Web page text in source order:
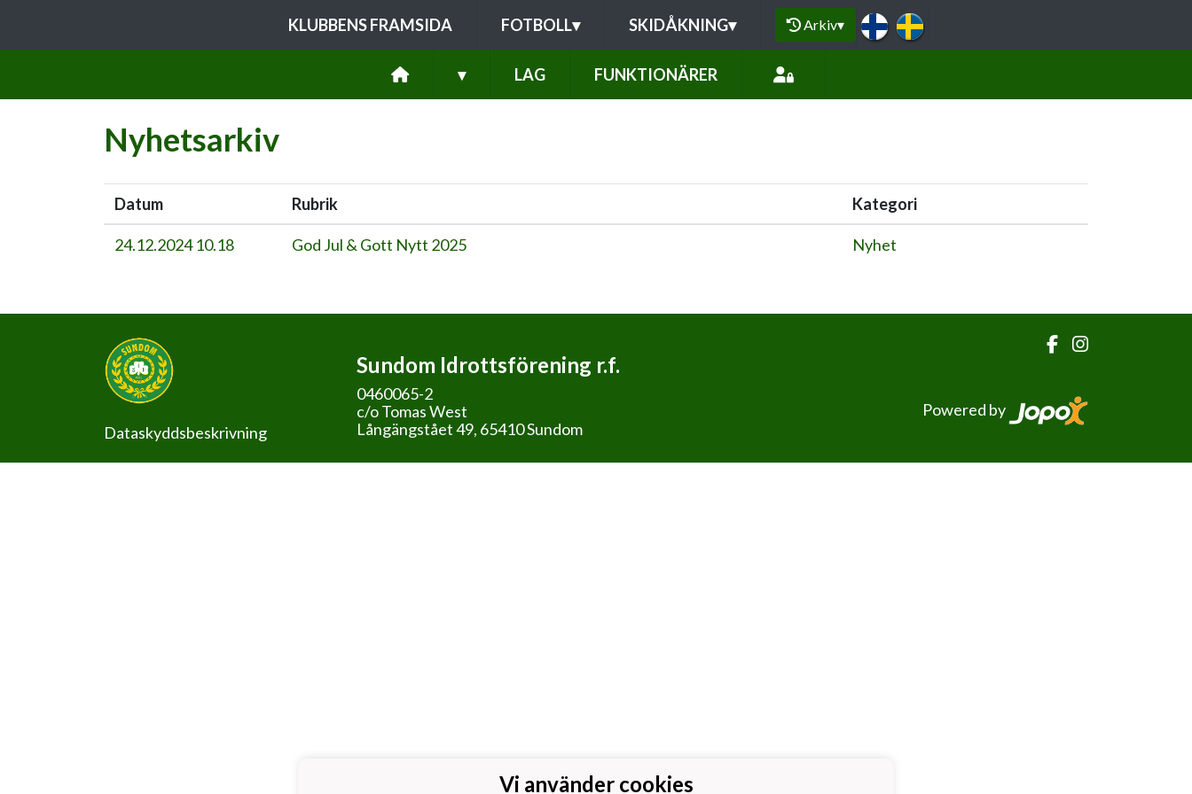
KLUBBENS FRAMSIDA FOTBOLL▾ SKIDÅKNING▾ Arkiv▾
▾ LAG FUNKTIONÄRER
Nyhetsarkiv
Datum Rubrik Kategori
24.12.2024 10.18 God Jul & Gott Nytt 2025 Nyhet
Dataskyddsbeskrivning
Sundom Idrottsförening r.f.
0460065-2
c/o Tomas West
Långängstået 49, 65410 Sundom
Powered by
Vi använder cookies